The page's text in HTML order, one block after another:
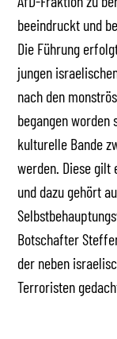
beeindruckt und
Die Führung
jungen
nach den
begangen worden
kulturelle Bande
werden. Diese gilt
und dazu gehört
Botschafter
der neben
Terroristen